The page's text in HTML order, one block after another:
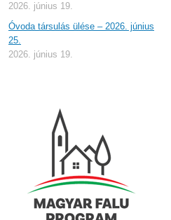
2026. június 19.
Óvoda társulás ülése – 2026. június
25.
2026. június 19.